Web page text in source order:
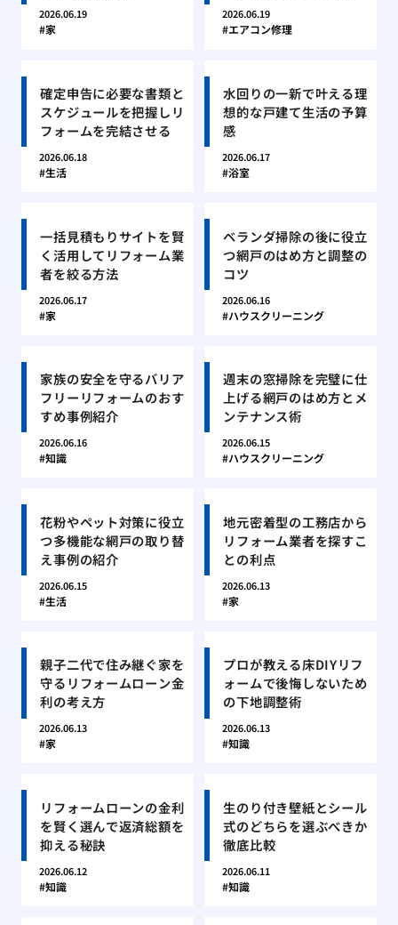
2026.06.19
家
2026.06.19
エアコン修理
確定申告に必要な書類と
スケジュールを把握しリ
フォームを完結させる
2026.06.18
生活
水回りの一新で叶える理
想的な戸建て生活の予算
感
2026.06.17
浴室
一括見積もりサイトを賢
く活用してリフォーム業
者を絞る方法
2026.06.17
家
ベランダ掃除の後に役立
つ網戸のはめ方と調整の
コツ
2026.06.16
ハウスクリーニング
家族の安全を守るバリア
フリーリフォームのおす
すめ事例紹介
2026.06.16
知識
週末の窓掃除を完璧に仕
上げる網戸のはめ方とメ
ンテナンス術
2026.06.15
ハウスクリーニング
花粉やペット対策に役立
つ多機能な網戸の取り替
え事例の紹介
2026.06.15
生活
地元密着型の工務店から
リフォーム業者を探すこ
との利点
2026.06.13
家
親子二代で住み継ぐ家を
守るリフォームローン金
利の考え方
2026.06.13
家
プロが教える床DIYリフ
ォームで後悔しないため
の下地調整術
2026.06.13
知識
リフォームローンの金利
を賢く選んで返済総額を
抑える秘訣
2026.06.12
知識
生のり付き壁紙とシール
式のどちらを選ぶべきか
徹底比較
2026.06.11
知識